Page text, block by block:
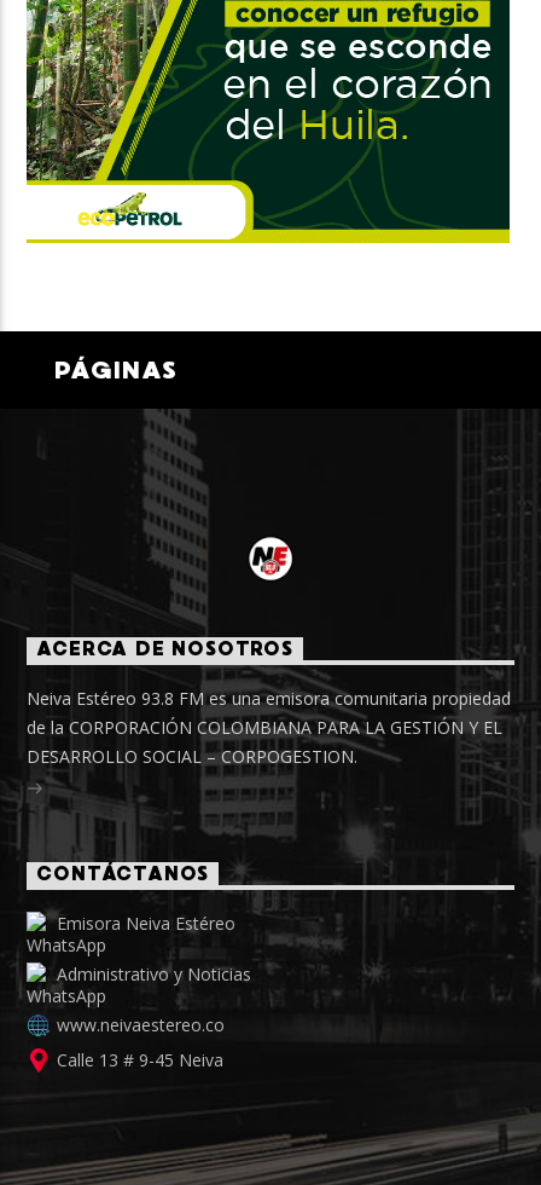
PÁGINAS
ACERCA DE NOSOTROS
Neiva Estéreo 93.8 FM es una emisora comunitaria propiedad
de la CORPORACIÓN COLOMBIANA PARA LA GESTIÓN Y EL
DESARROLLO SOCIAL – CORPOGESTION.
CONTÁCTANOS
Emisora Neiva Estéreo
Administrativo y Noticias
www.neivaestereo.co
Calle 13 # 9-45 Neiva